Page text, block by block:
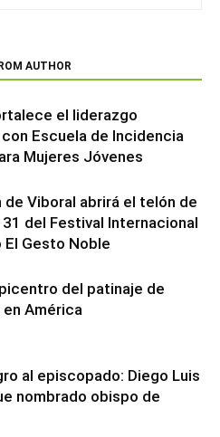
AUTHOR
el liderazgo
Escuela de Incidencia
Mujeres Jóvenes
de Viboral abrirá el telón de
del Festival Internacional
Gesto Noble
del patinaje de
América
al episcopado: Diego Luis
nombrado obispo de